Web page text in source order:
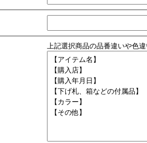
上記選択商品の品番違いや色